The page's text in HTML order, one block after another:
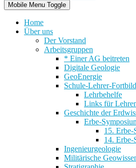
Mobile Menu Toggle
Home
Über uns
Der Vorstand
Arbeitsgruppen
* Einer AG beitreten
Digitale Geologie
GeoEnergie
Schule-Lehrer-
Lehrbehelfe
Links für
Geschichte der
Erbe-
15. Erbe-
14. Erbe-
Ingenieurgeologie
Militärische